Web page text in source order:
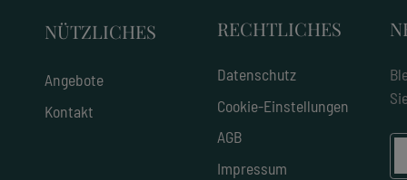
NÜTZLICHES
Angebote
Kontakt
RECHTLICHES
Datenschutz
Cookie-Einstellungen
AGB
Impressum